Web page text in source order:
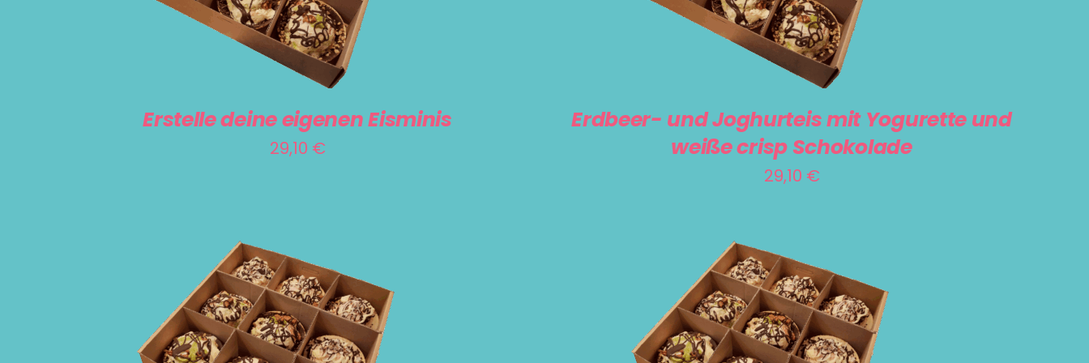
Erstelle deine eigenen Eisminis
29,10 €
Erdbeer- und Joghurteis mit Yogurette und
weiße crisp Schokolade
29,10 €
IN DEN WARENKORB / DETAILS IN DEN WARENKORB / DETAILS